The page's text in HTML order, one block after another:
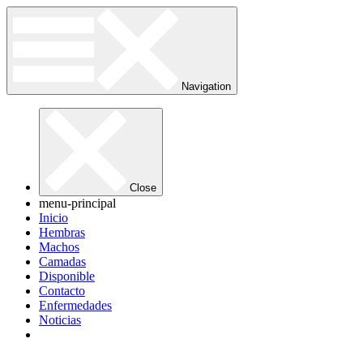
Navigation
Close
menu-principal
Inicio
Hembras
Machos
Camadas
Disponible
Contacto
Enfermedades
Noticias